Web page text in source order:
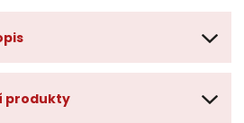
produkty